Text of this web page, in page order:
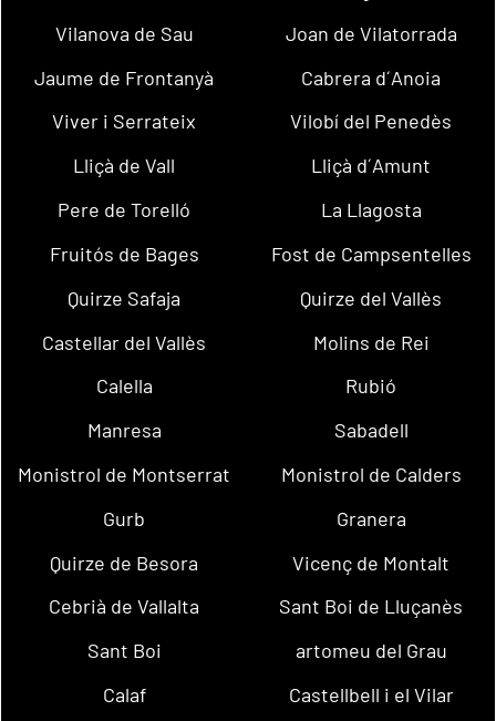
Vilanova de Sau
Joan de Vilatorrada
Jaume de Frontanyà
Cabrera d´Anoia
Viver i Serrateix
Vilobí del Penedès
Lliçà de Vall
Lliçà d´Amunt
Pere de Torelló
La Llagosta
Fruitós de Bages
Fost de Campsentelles
Quirze Safaja
Quirze del Vallès
Castellar del Vallès
Molins de Rei
Calella
Rubió
Manresa
Sabadell
Monistrol de Montserrat
Monistrol de Calders
Gurb
Granera
Quirze de Besora
Vicenç de Montalt
Cebrià de Vallalta
Sant Boi de Lluçanès
Sant Boi
artomeu del Grau
Calaf
Castellbell i el Vilar